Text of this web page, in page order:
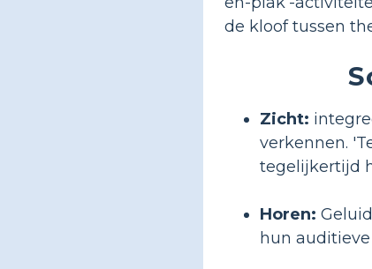
de kloof tussen
Zicht:
verkennen.
tegelijkertijd
Horen:
hun